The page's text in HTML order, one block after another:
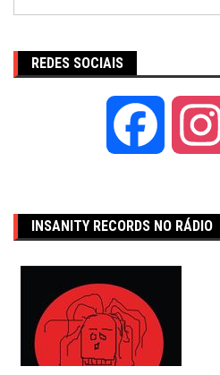
REDES SOCIAIS
Facebook
INSANITY RECORDS NO RÁDIO